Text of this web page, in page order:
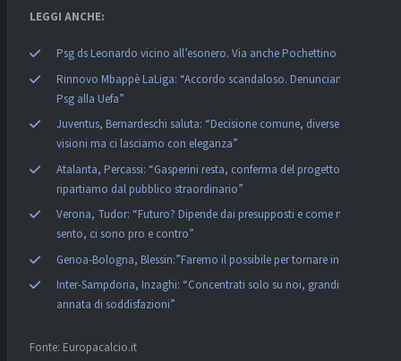
LEGGI ANCHE:
Psg ds Leonardo vicino all’esonero. Via anche Pochettino
Rinnovo Mbappè LaLiga: “Accordo scandaloso. Denunciamo il
Psg alla Uefa”
Juventus, Bernardeschi saluta: “Decisione comune, diverse
visioni ma ci lasciamo con eleganza”
Atalanta, Percassi: “Gasperini resta, conferma del progetto e
ripartiamo dal pubblico straordinario”
Verona, Tudor: “Futuro? Dipende dai presupposti e come mi
sento, ci sono pro e contro”
Genoa-Bologna, Blessin:”Faremo il possibile per tornare in A”
Inter-Sampdoria, Inzaghi: “Concentrati solo su noi, grandissima
annata di soddisfazioni”
Fonte: Europacalcio.it